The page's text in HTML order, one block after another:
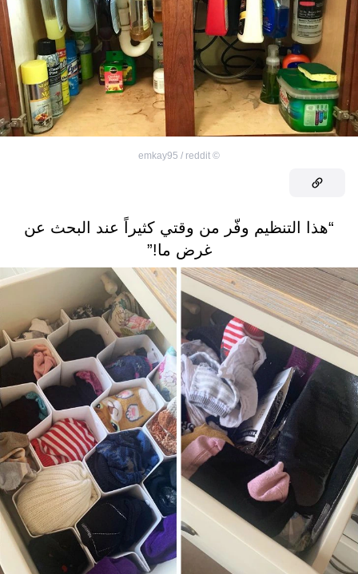
©
emkay95 / reddit
“هذا التنظيم وفّر من وقتي كثيراً عند البحث عن
غرض ما!”